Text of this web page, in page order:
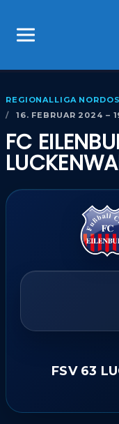
REGIONALLIGA
16. FEBRUAR 2024 –
FC
FSV 63